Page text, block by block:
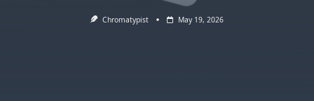
Chromatypist May 19, 2026